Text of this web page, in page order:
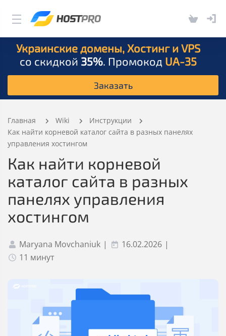
Украинские домены, Хостинг и VPS
со скидкой 35%. Промокод UA-35
Заказать
Главная Wiki
Инструкции
Как найти корневой каталог сайта в разных панелях
управления хостингом
Как найти корневой
каталог сайта в разных
панелях управления
хостингом
Maryana Movchaniuk | 16.02.2026 |
11 минут